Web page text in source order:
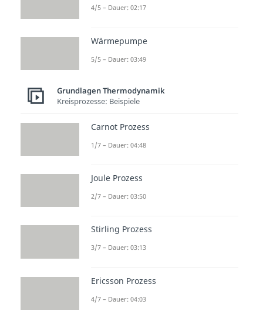
4/5 – Dauer: 02:17
Wärmepumpe
5/5 – Dauer: 03:49
Grundlagen Thermodynamik
Kreisprozesse: Beispiele
Carnot Prozess
1/7 – Dauer: 04:48
Joule Prozess
2/7 – Dauer: 03:50
Stirling Prozess
3/7 – Dauer: 03:13
Ericsson Prozess
4/7 – Dauer: 04:03